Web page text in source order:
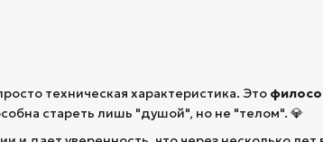
техническая характеристика. Это
стареть лишь "душой", но не "телом". 💎